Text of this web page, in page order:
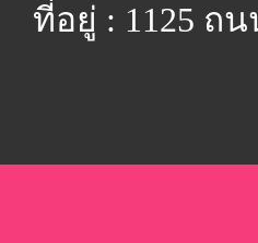
ที่อยู่ : 1125 ถ